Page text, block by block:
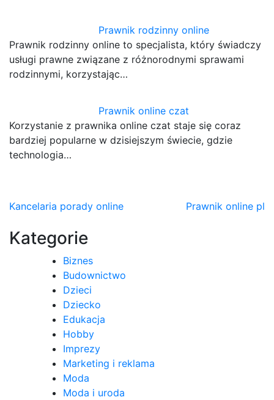
Prawnik rodzinny online
Prawnik rodzinny online to specjalista, który świadczy
usługi prawne związane z różnorodnymi sprawami
rodzinnymi, korzystając…
Prawnik online czat
Korzystanie z prawnika online czat staje się coraz
bardziej popularne w dzisiejszym świecie, gdzie
technologia…
Nawigacja
wpisu
Kancelaria porady online Prawnik online pl
Kategorie
Biznes
Budownictwo
Dzieci
Dziecko
Edukacja
Hobby
Imprezy
Marketing i reklama
Moda
Moda i uroda